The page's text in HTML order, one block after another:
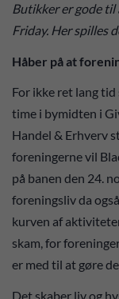
Butikker er gode
Friday. Her spilles
Håber på at
For ikke ret lang
time i bymidten i
Handel & Erhverv
foreningerne vil
på banen den 24.
foreningsliv da
kurven af
skam, for
er med til at gøre
Det skaber liv og